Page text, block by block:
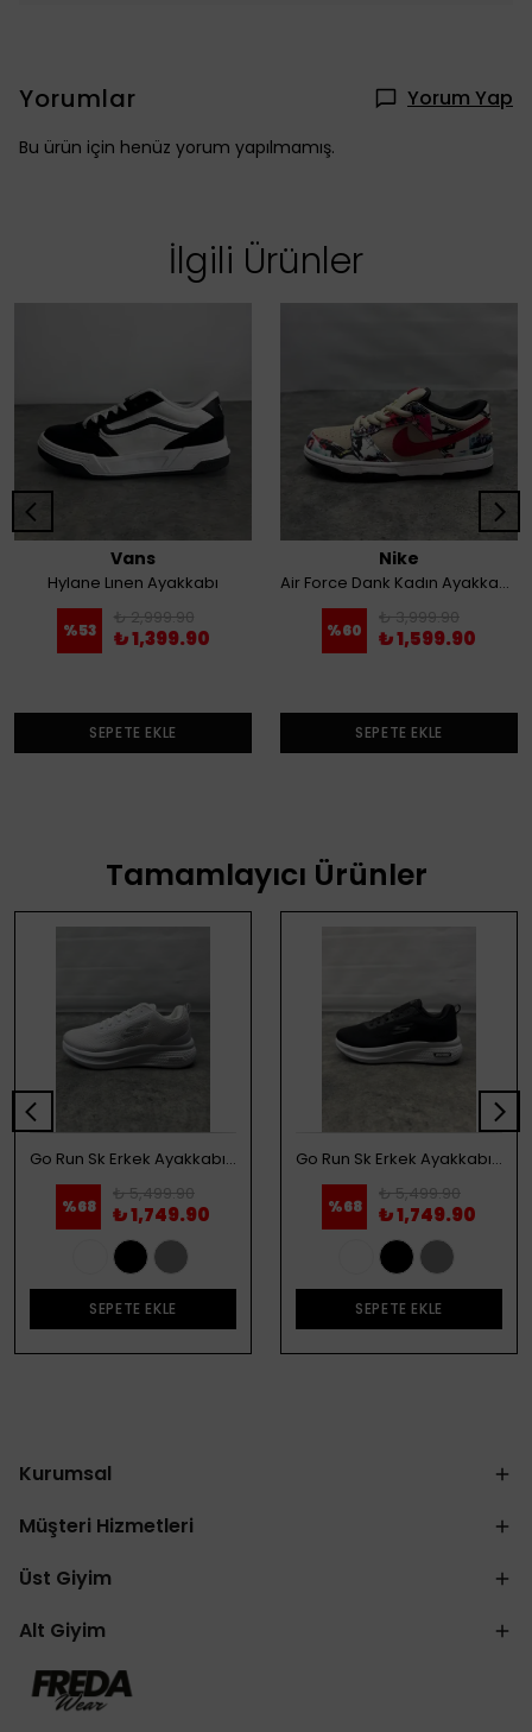
Yorumlar Yorum Yap
Bu ürün için henüz yorum yapılmamış.
İlgili Ürünler
Vans
Hylane Lınen Ayakkabı
%53
₺ 2,999.90
₺ 1,399.90
SEPETE EKLE
Nike
Air Force Dank Kadın Ayakkabı Renkli
%60
₺ 3,999.90
₺ 1,599.90
SEPETE EKLE
Tamamlayıcı Ürünler
Go Run Sk Erkek Ayakkabı - Beyaz
%68
₺ 5,499.90
₺ 1,749.90
SEPETE EKLE
Go Run Sk Erkek Ayakkabı - Siyah
%68
₺ 5,499.90
₺ 1,749.90
SEPETE EKLE
Kurumsal
Müşteri Hizmetleri
Üst Giyim
Alt Giyim